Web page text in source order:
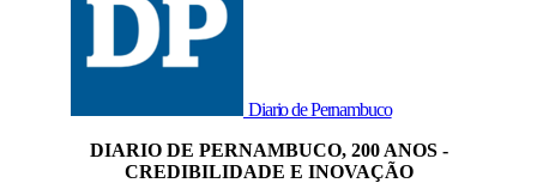
Diario de Pernambuco
DIARIO DE PERNAMBUCO, 200 ANOS -
CREDIBILIDADE E INOVAÇÃO